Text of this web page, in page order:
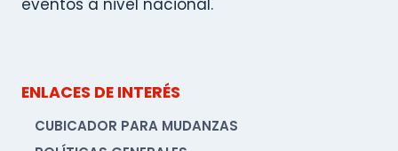
eventos a nivel nacional.
ENLACES DE INTERÉS
CUBICADOR PARA MUDANZAS